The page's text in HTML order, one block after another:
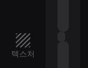
텍스처